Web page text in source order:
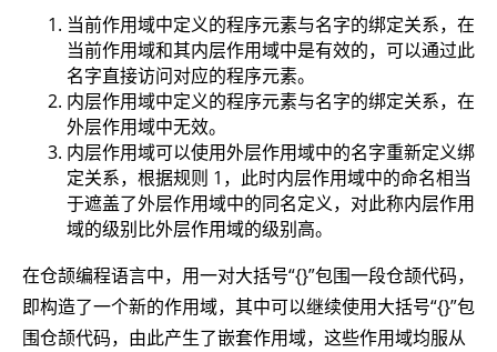
当前作用域中定义的程序元素与名字的绑定关系，在
当前作用域和其内层作用域中是有效的，可以通过此
名字直接访问对应的程序元素。
内层作用域中定义的程序元素与名字的绑定关系，在
外层作用域中无效。
内层作用域可以使用外层作用域中的名字重新定义绑
定关系，根据规则 1，此时内层作用域中的命名相当
于遮盖了外层作用域中的同名定义，对此称内层作用
域的级别比外层作用域的级别高。
在仓颉编程语言中，用一对大括号“{}”包围一段仓颉代码，
即构造了一个新的作用域，其中可以继续使用大括号“{}”包
围仓颉代码，由此产生了嵌套作用域，这些作用域均服从